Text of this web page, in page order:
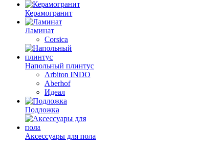
Керамогранит
Ламинат
Corsica
Напольный плинтус
Arbiton INDO
Aberhof
Идеал
Подложка
Аксессуары для пола